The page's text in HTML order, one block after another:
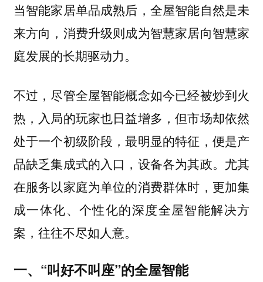
当智能家居单品成熟后，全屋智能自然是未
来方向，消费升级则成为智慧家居向智慧家
庭发展的长期驱动力。
不过，尽管全屋智能概念如今已经被炒到火
热，入局的玩家也日益增多，但市场却依然
处于一个初级阶段，最明显的特征，便是产
品缺乏集成式的入口，设备各为其政。尤其
在服务以家庭为单位的消费群体时，更加集
成一体化、个性化的深度全屋智能解决方
案，往往不尽如人意。
一、“叫好不叫座”的全屋智能